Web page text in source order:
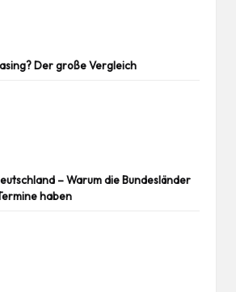
Der große Vergleich
– Warum die Bundesländer
haben